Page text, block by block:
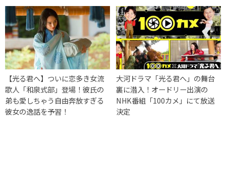
【光る君へ】ついに恋多き女流
歌人「和泉式部」登場！彼氏の
弟も愛しちゃう自由奔放すぎる
彼女の逸話を予習！
大河ドラマ「光る君へ」の舞台
裏に潜入！オードリー出演の
NHK番組「100カメ」にて放送
決定